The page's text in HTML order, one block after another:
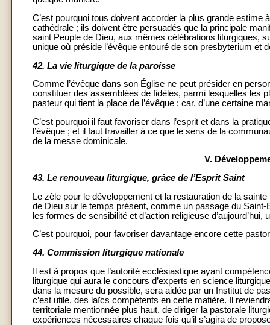
C’est pourquoi tous doivent accorder la plus grande estime
cathédrale ; ils doivent être persuadés que la principale
saint Peuple de Dieu, aux mêmes célébrations liturgiques,
unique où préside l’évêque entouré de son presbyterium et
42. La vie liturgique de la paroisse
Comme l’évêque dans son Église ne peut présider en
constituer des assemblées de fidèles, parmi lesquelles les
pasteur qui tient la place de l’évêque ; car, d’une certaine
C’est pourquoi il faut favoriser dans l’esprit et dans la
l’évêque ; et il faut travailler à ce que le sens de la
de la messe dominicale.
V.
43. Le renouveau liturgique, grâce de l’Esprit Saint
Le zèle pour le développement et la restauration de la
de Dieu sur le temps présent, comme un passage du
les formes de sensibilité et d’action religieuse
C’est pourquoi, pour favoriser davantage encore cette
44. Commission liturgique nationale
Il est à propos que l’autorité ecclésiastique ayant
liturgique qui aura le concours d’experts en science
dans la mesure du possible, sera aidée par un Institut de
c’est utile, des laïcs compétents en cette matière. Il
territoriale mentionnée plus haut, de diriger la pastorale
expériences nécessaires chaque fois qu’il s’agira de